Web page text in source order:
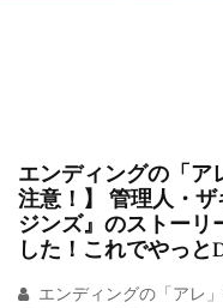
エンディングの「ア
注意！】 管理人・
ジンズ』のストーリ
した！これでやっと
エンディングの「アレ